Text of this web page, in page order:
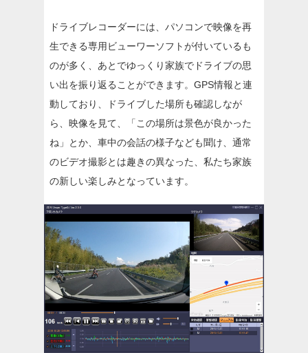
ドライブレコーダーには、パソコンで映像を再
生できる専用ビューワーソフトが付いているも
のが多く、あとでゆっくり家族でドライブの思
い出を振り返ることができます。GPS情報と連
動しており、ドライブした場所も確認しなが
ら、映像を見て、「この場所は景色が良かった
ね」とか、車中の会話の様子なども聞け、通常
のビデオ撮影とは趣きの異なった、私たち家族
の新しい楽しみとなっています。